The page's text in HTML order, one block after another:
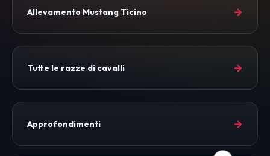
Allevamento Mustang Ticino →
Tutte le razze di cavalli →
Approfondimenti →